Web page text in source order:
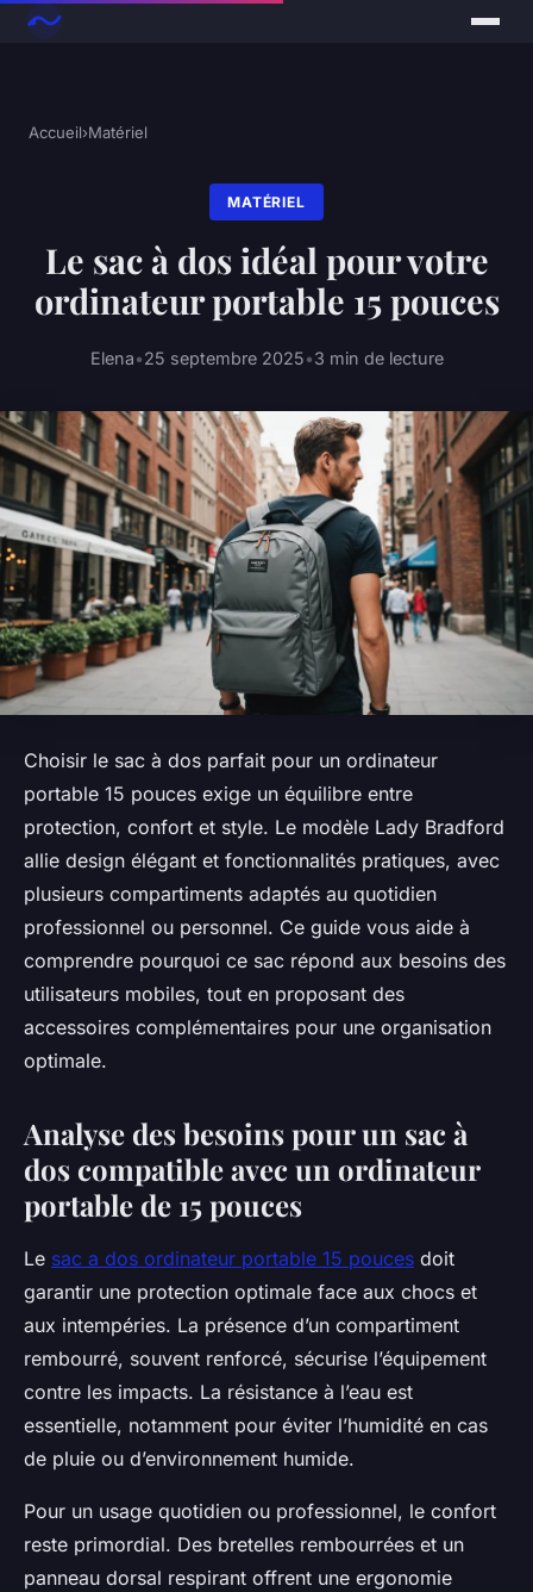
Accueil›Matériel
MATÉRIEL
Le sac à dos idéal pour votre
ordinateur portable 15 pouces
Elena•25 septembre 2025•3 min de lecture
Choisir le sac à dos parfait pour un ordinateur
portable 15 pouces exige un équilibre entre
protection, confort et style. Le modèle Lady Bradford
allie design élégant et fonctionnalités pratiques, avec
plusieurs compartiments adaptés au quotidien
professionnel ou personnel. Ce guide vous aide à
comprendre pourquoi ce sac répond aux besoins des
utilisateurs mobiles, tout en proposant des
accessoires complémentaires pour une organisation
optimale.
Analyse des besoins pour un sac à
dos compatible avec un ordinateur
portable de 15 pouces
Le sac a dos ordinateur portable 15 pouces doit
garantir une protection optimale face aux chocs et
aux intempéries. La présence d’un compartiment
rembourré, souvent renforcé, sécurise l’équipement
contre les impacts. La résistance à l’eau est
essentielle, notamment pour éviter l’humidité en cas
de pluie ou d’environnement humide.
Pour un usage quotidien ou professionnel, le confort
reste primordial. Des bretelles rembourrées et un
panneau dorsal respirant offrent une ergonomie